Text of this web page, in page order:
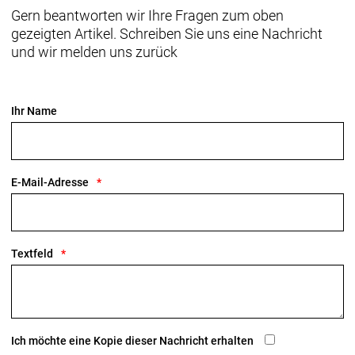
80 % vertikal nachgiebigeres IsoFlow
Damit du länger kraftvoller in die Pedale treten
kannst, ist unsere überarbeitete rennfokussierte
Im Rennsport verwurzelt
Der im Vergleich zum Unterlenker schmalere
Oberlenker des Madone Gen 8 ermöglicht eine auf
Aerodynamik oder Power optimierte Positionierung
schnell und einfach anpassen.
Gern beantworten wir Ihre Fragen zum oben
gezeigten Artikel. Schreiben Sie uns eine Nachricht
und wir melden uns zurück
Ihr Name
E-Mail-Adresse
Textfeld
Ich möchte eine Kopie dieser Nachricht erhalten